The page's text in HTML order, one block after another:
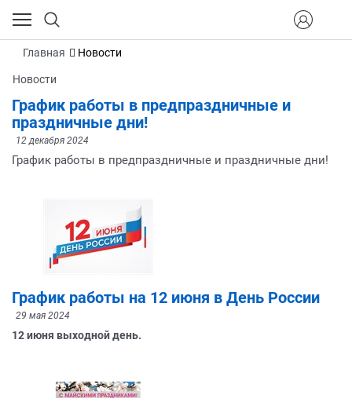
Главная Новости
Новости
График работы в предпраздничные и
праздничные дни!
12 декабря 2024
График работы в предпраздничные и праздничные дни!
График работы на 12 июня в День России
29 мая 2024
12 июня выходной день.